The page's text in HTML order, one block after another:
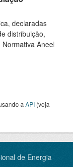
declaradas
distribuição,
Aneel
a API (veja
de Energia